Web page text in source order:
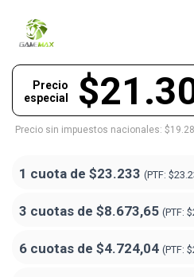
Precio
especial
Precio sin impuestos nacionales:
1 cuota de $23.233 (PTF:
3 cuotas de $8.673,65 (PTF:
6 cuotas de $4.724,04 (PTF: